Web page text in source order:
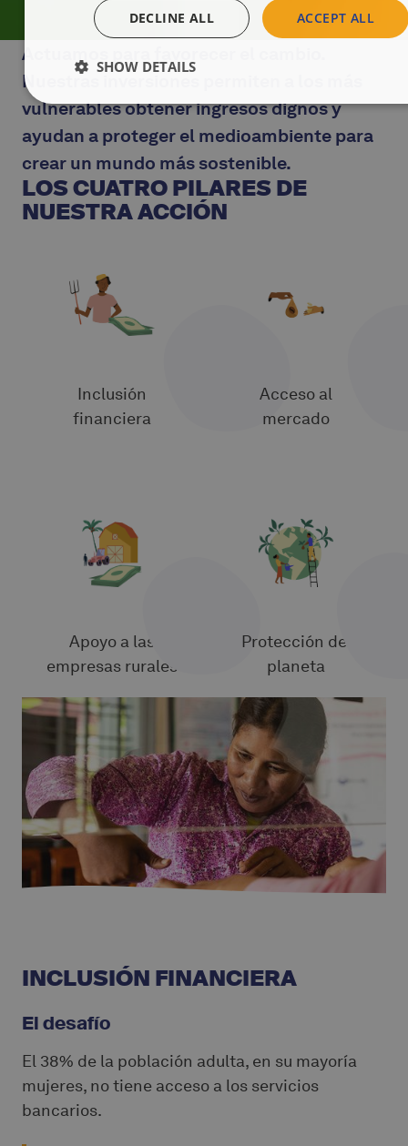
Actuamos para favorecer el cambio.
Nuestras inversiones permiten a los más
vulnerables obtener ingresos dignos y
ayudan a proteger el medioambiente para
crear un mundo más sostenible.
LOS CUATRO PILARES DE
NUESTRA ACCIÓN
Inclusión
financiera
Acceso al
mercado
Apoyo a las
empresas rurales
Protección del
planeta
INCLUSIÓN FINANCIERA
El desafío
El 38% de la población adulta, en su mayoría
mujeres, no tiene acceso a los servicios
bancarios.
ACCEPT ALL
DECLINE ALL
SHOW DETAILS